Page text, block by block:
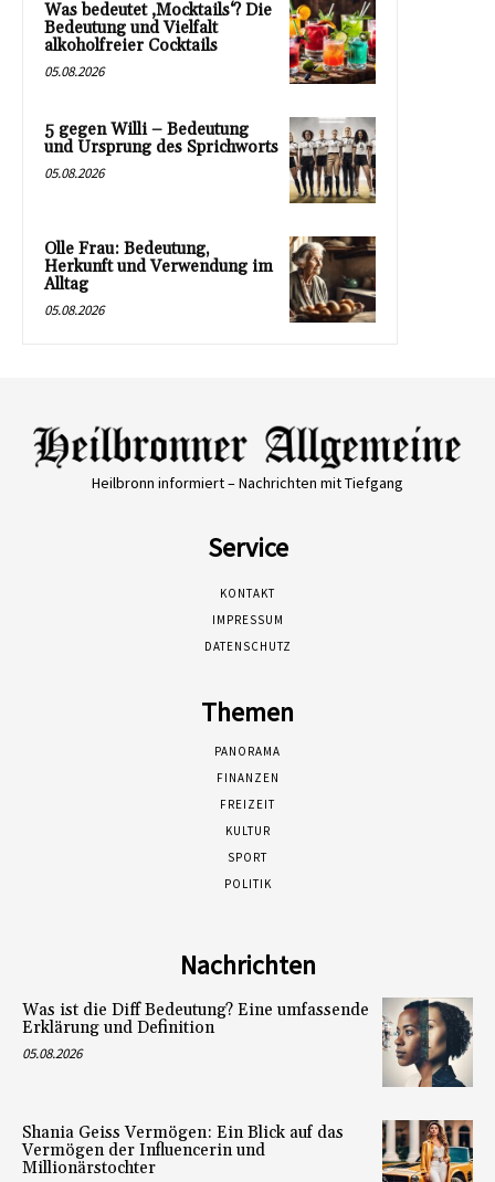
Was bedeutet ‚Mocktails‘? Die
Bedeutung und Vielfalt
alkoholfreier Cocktails
05.08.2026
5 gegen Willi – Bedeutung
und Ursprung des Sprichworts
05.08.2026
Olle Frau: Bedeutung,
Herkunft und Verwendung im
Alltag
05.08.2026
Heilbronn informiert – Nachrichten mit Tiefgang
Service
KONTAKT
IMPRESSUM
DATENSCHUTZ
Themen
PANORAMA
FINANZEN
FREIZEIT
KULTUR
SPORT
POLITIK
Nachrichten
Was ist die Diff Bedeutung? Eine umfassende
Erklärung und Definition
05.08.2026
Shania Geiss Vermögen: Ein Blick auf das
Vermögen der Influencerin und
Millionärstochter